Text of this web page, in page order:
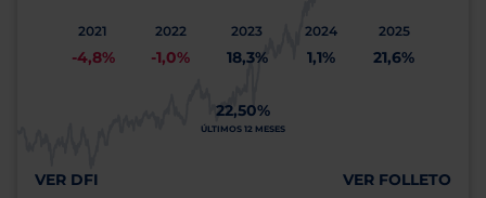
2021
-4,8%
2022
-1,0%
2023
18,3%
2024
1,1%
2025
21,6%
22,50%
ÚLTIMOS 12 MESES
VER DFI VER FOLLETO